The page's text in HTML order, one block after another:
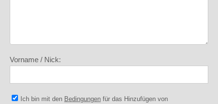
Vorname / Nick:
Ich bin mit den Bedingungen für das Hinzufügen von